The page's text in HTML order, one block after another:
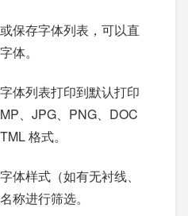
保存字体列表，可以直
体。
体列表打印到默认打印
、JPG、PNG、DOC
格式。
体样式（如有无衬线、
称进行筛选。